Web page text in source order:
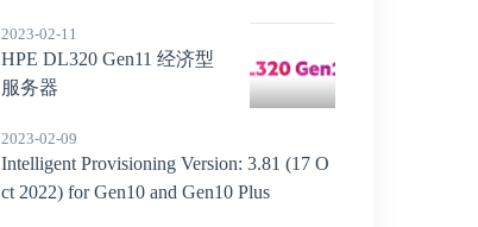
2023-02-11
HPE DL320 Gen11 经济型
服务器
2023-02-09
Intelligent Provisioning Version: 3.81 (17 O
ct 2022) for Gen10 and Gen10 Plus